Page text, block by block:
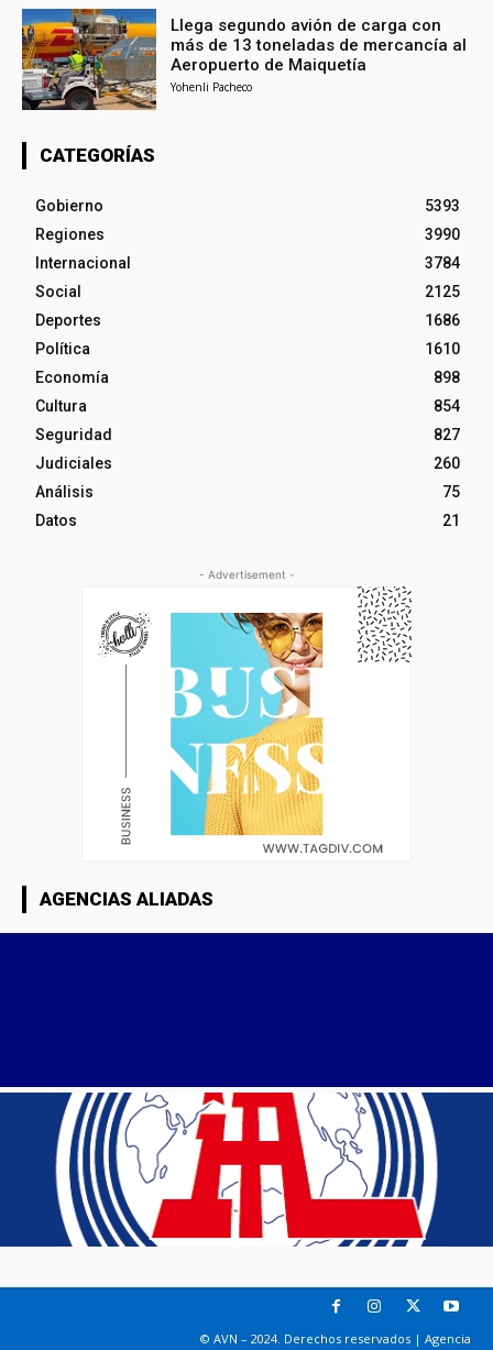
Llega segundo avión de carga con
más de 13 toneladas de mercancía al
Aeropuerto de Maiquetía
Yohenli Pacheco
CATEGORÍAS
Gobierno
5393
Regiones
3990
Internacional
3784
Social
2125
Deportes
1686
Política
1610
Economía
898
Cultura
854
Seguridad
827
Judiciales
260
Análisis
75
Datos
21
- Advertisement -
AGENCIAS ALIADAS
© AVN – 2024. Derechos reservados | Agencia